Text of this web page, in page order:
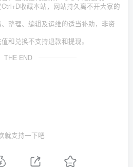
收藏本站，网站持久离不开大家的
整理、编辑及运维的适当补助，非资
和兑换不支持退款和提现。
THE END
就支持一下吧